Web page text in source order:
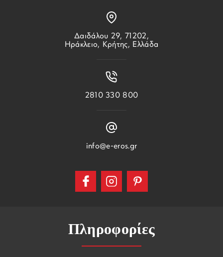
Πληροφορίες
Δαιδάλου 29, 71202,
Ηράκλειο, Κρήτης, Ελλάδα
2810 330 800
info@e-eros.gr